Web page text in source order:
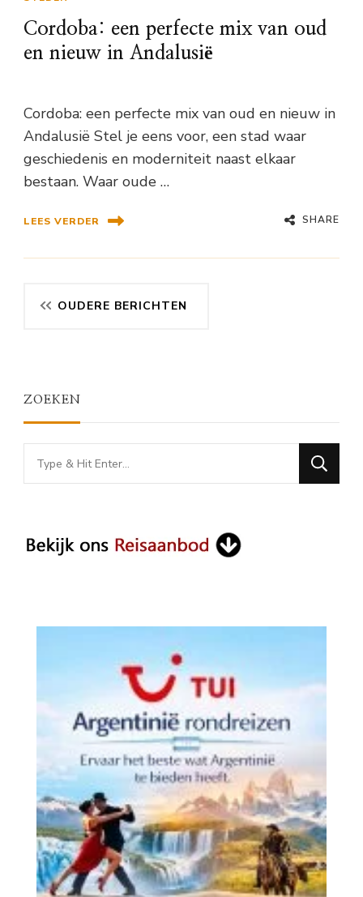
Cordoba: een perfecte mix van oud
en nieuw in Andalusië
Cordoba: een perfecte mix van oud en nieuw in
Andalusië Stel je eens voor, een stad waar
geschiedenis en moderniteit naast elkaar
bestaan. Waar oude …
LEES VERDER SHARE
Berichtennavigatie
OUDERE BERICHTEN
ZOEKEN
Looking
for